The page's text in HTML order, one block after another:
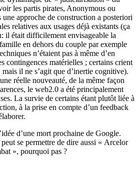
les partis pirates, Anonymous ou
une approche de construction a posteriori
relatives aux usages déjà existants (ça
il était difficilement envisageable la
en dehors du couple par exemple
n’étaient pas à même d’en
contingences matérielles ; certains crient
mais il ne s’agit que d’inertie cognitive).
réelle nouveauté, de la même façon
le web2.0 a été principalement
La survie de certains étant plutôt liée à
à la prise en compte d’un feedback
d’une mort prochaine de Google.
se permettre de dire aussi « Arcelor
», pourquoi pas ?